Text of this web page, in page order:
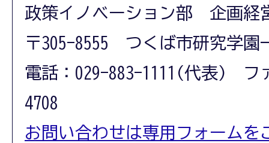
政策イノベーション部 企画経
〒305-8555 つくば市研究学園
電話：029-883-1111(代表) フ
4708
お問い合わせは専用フォームを